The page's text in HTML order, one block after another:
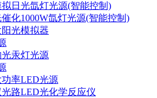
拟日光氙灯光源(智能控制)
化1000W氙灯光源(智能控制)
阳光模拟器
光汞灯光源
功率LED光源
光路LED光化学反应仪